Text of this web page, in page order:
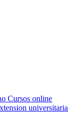
Cursos online
universitaria